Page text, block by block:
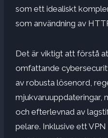
som ett idealiskt
som användning av
Det är viktigt att förstå
omfattande
av robusta lösenord,
mjukvaruuppdateringar,
och efterlevnad av
pelare. Inklusive ett